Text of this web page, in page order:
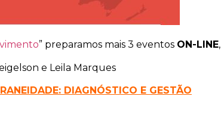
” preparamos mais 3 eventos ON-LINE,
e Leila Marques
DIAGNÓSTICO E GESTÃO